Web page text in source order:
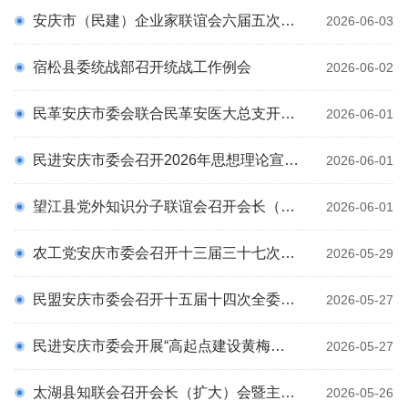
专题专栏
2026-06-03
安庆市（民建）企业家联谊会六届五次会员大会召开
2026-06-02
宿松县委统战部召开统战工作例会
2026-06-01
民革安庆市委会联合民革安医大总支开展“实干为民办实事 同心安医送健康”义诊活动
2026-06-01
民进安庆市委会召开2026年思想理论宣传工作会议
2026-06-01
望江县党外知识分子联谊会召开会长（扩大）会议暨“参政为公、实干为民”主题教育部署会
2026-05-29
农工党安庆市委会召开十三届三十七次常委会暨“参政为公、实干为民”主题教育专题会议
2026-05-27
民盟安庆市委会召开十五届十四次全委（扩大）会议暨“参政为公、实干为民”主题教育推进会
2026-05-27
民进安庆市委会开展“高起点建设黄梅戏文化传承发展区 争创国家级戏曲文化生态保护区”重点协商课题调研
2026-05-26
太湖县知联会召开会长（扩大）会暨主题教育专题学习会